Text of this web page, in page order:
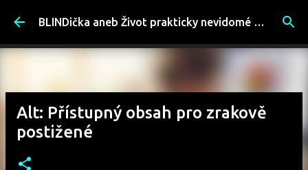
Přeskočit na hlavní obsah BLINDička aneb Život prakticky nevidomé ženy
Alt: Přístupný obsah pro zrakově
postižené